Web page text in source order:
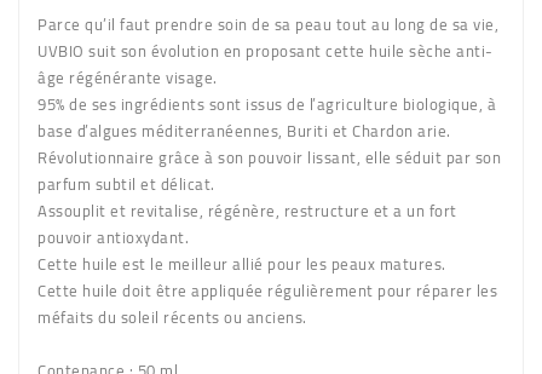
Parce qu’il faut prendre soin de sa peau tout au long de sa vie,
UVBIO suit son évolution en proposant cette huile sèche anti-
âge régénérante visage.
95% de ses ingrédients sont issus de l’agriculture biologique, à
base d’algues méditerranéennes, Buriti et Chardon arie.
Révolutionnaire grâce à son pouvoir lissant, elle séduit par son
parfum subtil et délicat.
Assouplit et revitalise, régénère, restructure et a un fort
pouvoir antioxydant.
Cette huile est le meilleur allié pour les peaux matures.
Cette huile doit être appliquée régulièrement pour réparer les
méfaits du soleil récents ou anciens.